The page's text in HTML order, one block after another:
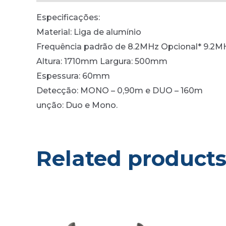
Especificações:
Material: Liga de alumínio
Frequência padrão de 8.2MHz Opcional*
Altura: 1710mm Largura: 500mm
Espessura: 60mm
Detecção: MONO – 0,90m e DUO – 160m
unção: Duo e Mono.
Related products